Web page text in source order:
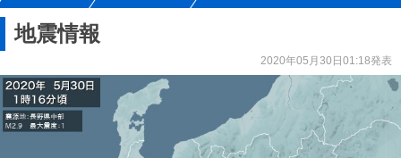
地震情報
2020年05月30日01:18発表